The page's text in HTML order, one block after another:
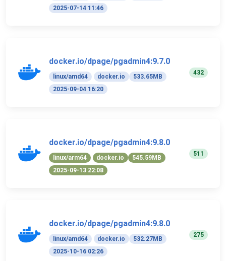
2025-07-14 11:46
docker.io/dpage/pgadmin4:9.7.0
linux/amd64 docker.io
533.65MB
2025-09-04 16:20
432
docker.io/dpage/pgadmin4:9.8.0
linux/arm64 docker.io
545.59MB
2025-09-13 22:08
511
docker.io/dpage/pgadmin4:9.8.0
linux/amd64 docker.io
532.27MB
2025-10-16 02:26
275